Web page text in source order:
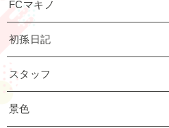
FCマキノ
初孫日記
スタッフ
景色